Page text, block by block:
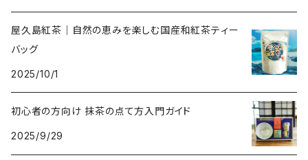
屋久島紅茶｜自然の恵みを楽しむ国産和紅茶ティー
バッグ
2025/10/1
初心者の方向け 抹茶の点て方入門ガイド
2025/9/29